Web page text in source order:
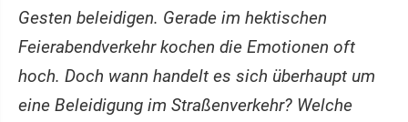
Gesten beleidigen. Gerade im hektischen
Feierabendverkehr kochen die Emotionen oft
hoch. Doch wann handelt es sich überhaupt um
eine Beleidigung im Straßenverkehr? Welche